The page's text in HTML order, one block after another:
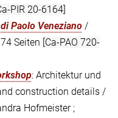
PIR 20-6164]
Paolo Veneziano /
Seiten [Ca-PAO 720-
: Architektur und
construction details /
Hofmeister ;